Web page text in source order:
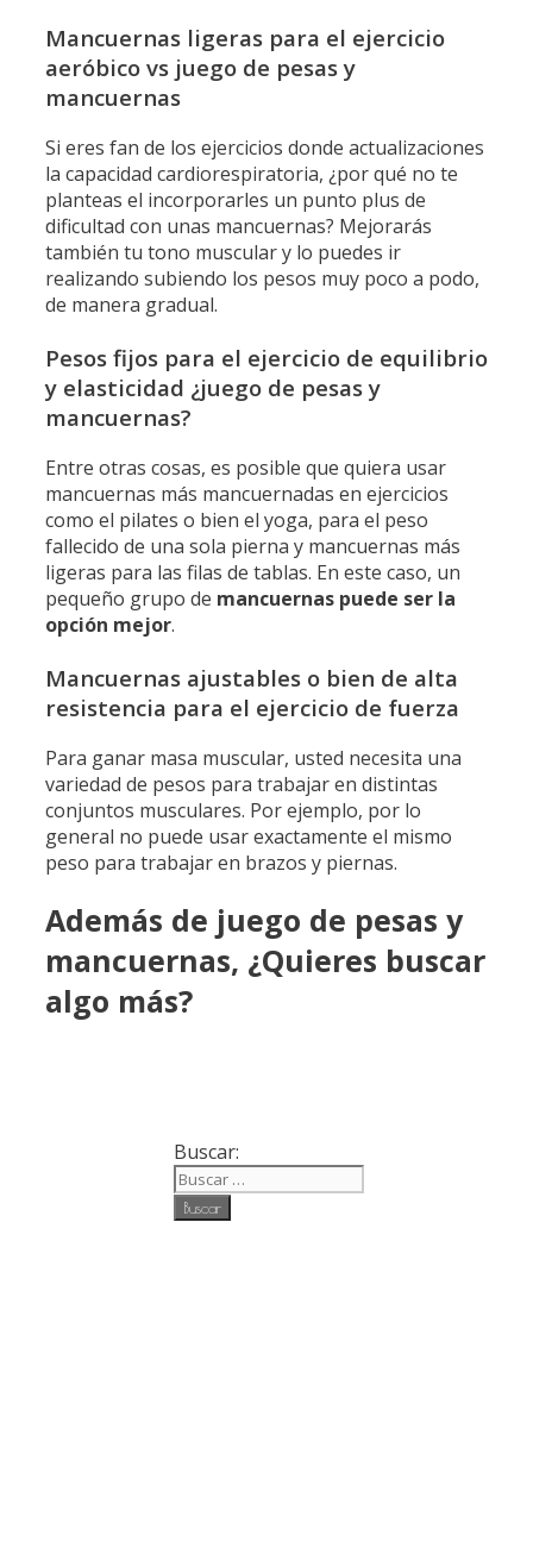
Mancuernas ligeras para el ejercicio
aeróbico vs juego de pesas y
mancuernas
Si eres fan de los ejercicios donde actualizaciones
la capacidad cardiorespiratoria, ¿por qué no te
planteas el incorporarles un punto plus de
dificultad con unas mancuernas? Mejorarás
también tu tono muscular y lo puedes ir
realizando subiendo los pesos muy poco a podo,
de manera gradual.
Pesos fijos para el ejercicio de equilibrio
y elasticidad ¿juego de pesas y
mancuernas?
Entre otras cosas, es posible que quiera usar
mancuernas más mancuernadas en ejercicios
como el pilates o bien el yoga, para el peso
fallecido de una sola pierna y mancuernas más
ligeras para las filas de tablas. En este caso, un
pequeño grupo de mancuernas puede ser la
opción mejor.
Mancuernas ajustables o bien de alta
resistencia para el ejercicio de fuerza
Para ganar masa muscular, usted necesita una
variedad de pesos para trabajar en distintas
conjuntos musculares. Por ejemplo, por lo
general no puede usar exactamente el mismo
peso para trabajar en brazos y piernas.
Además de juego de pesas y
mancuernas, ¿Quieres buscar
algo más?
Buscar: